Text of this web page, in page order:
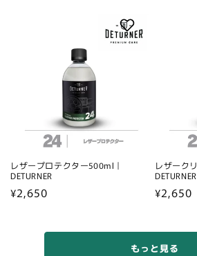
レザープロテクター500ml｜
DETURNER
通
¥2,650
レザーク
DETURNER
通
格
¥2,650
もっと見る